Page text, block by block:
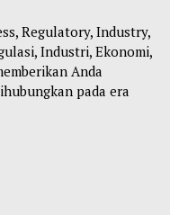
Regulatory, Industry,
Industri, Ekonomi,
Anda
pada era